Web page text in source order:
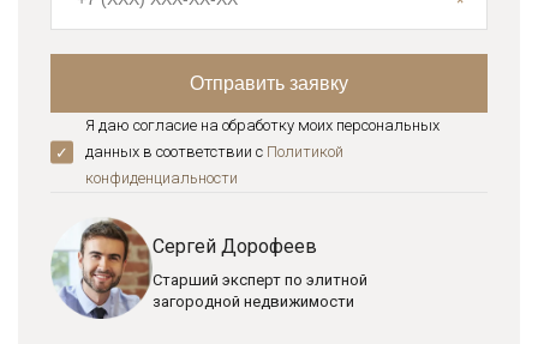
Я даю согласие на обработку моих персональных
данных в соответствии с Политикой
конфиденциальноcти
Сергей Дорофеев
Старший эксперт по элитной
загородной недвижимости